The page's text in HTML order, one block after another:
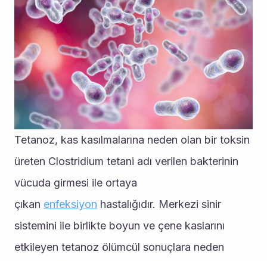
Tetanoz, kas kasılmalarına neden olan bir toksin
üreten Clostridium tetani adı verilen bakterinin
vücuda girmesi ile ortaya
çıkan enfeksiyon hastalığıdır. Merkezi sinir
sistemini ile birlikte boyun ve çene kaslarını
etkileyen tetanoz ölümcül sonuçlara neden